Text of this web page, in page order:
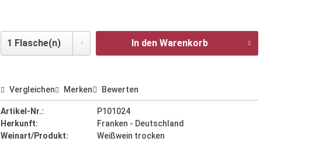
In den Warenkorb
Vergleichen Merken Bewerten
Artikel-Nr.:
P101024
Herkunft:
Franken - Deutschland
Weinart/Produkt:
Weißwein trocken